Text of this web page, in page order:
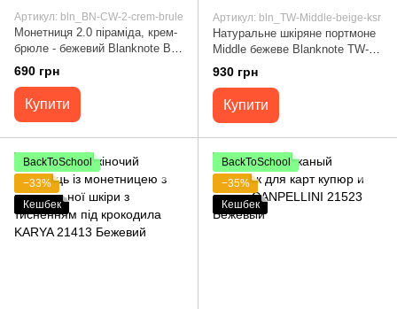
Артикул: bln_BN-CW-2-crem-brule
Монетниця 2.0 піраміда, крем-
брюле - бежевий Blanknote BN-
CW-2-crem-brule
690 грн
Купити
Артикул: bln_TW-Middle-beige-ksr
Натуральне шкіряне портмоне
Middle бежеве Blanknote TW-
Middle-beige-ksr
930 грн
Купити
BackToSchool
−33%
Кешбек
BackToSchool
−35%
Кешбек